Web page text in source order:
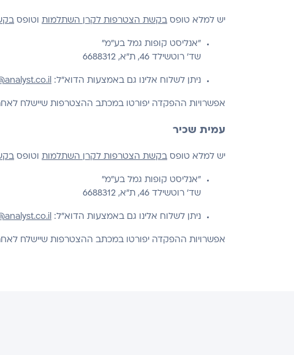
יש למלא טופס בקשת הצטרפות לקרן השתלמות וטופס
"אנליסט קופות גמל בע"מ"
שד' רוטשילד 46, ת"א, 6688312
ניתן לשלוח אלינו גם באמצעות הדוא"ל:
אפשרויות ההפקדה יפורטו במכתב ההצטרפות שיישלח
עמית שכיר
יש למלא טופס בקשת הצטרפות לקרן השתלמות וטופס
"אנליסט קופות גמל בע"מ"
שד' רוטשילד 46, ת"א, 6688312
ניתן לשלוח אלינו גם באמצעות הדוא"ל:
אפשרויות ההפקדה יפורטו במכתב ההצטרפות שיישלח